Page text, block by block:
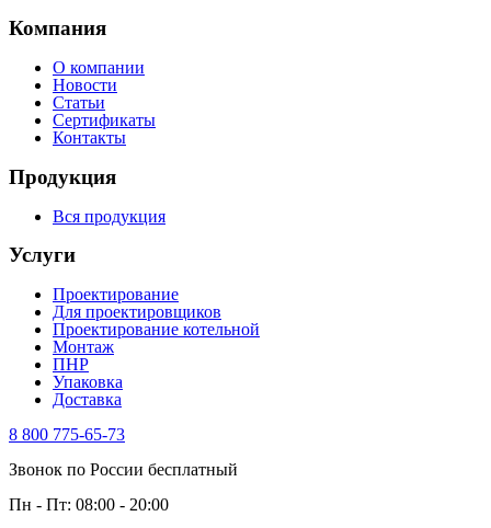
Компания
О компании
Новости
Статьи
Сертификаты
Контакты
Продукция
Вся продукция
Услуги
Проектирование
Для проектировщиков
Проектирование котельной
Монтаж
ПНР
Упаковка
Доставка
8 800 775-65-73
Звонок по России бесплатный
Пн - Пт: 08:00 - 20:00